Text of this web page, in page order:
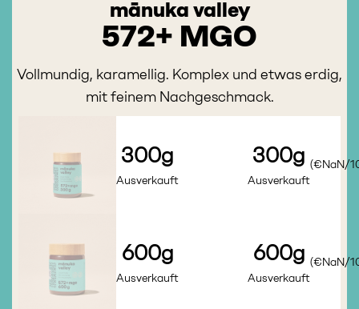
mānuka valley
572+ MGO
Vollmundig, karamellig. Komplex und etwas erdig,
mit feinem Nachgeschmack.
300g
Ausverkauft
300g
Ausverkauft
(€NaN/
600g
Ausverkauft
600g
Ausverkauft
(€NaN/